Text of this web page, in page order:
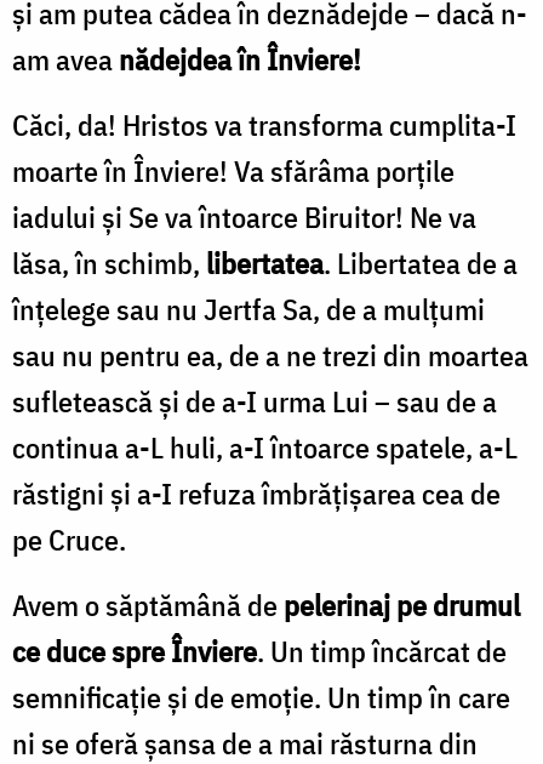
și am putea cădea în deznădejde – dacă n-
am aveanădejdea în Înviere!
Căci, da! Hristos va transforma cumplita-I
moarte în Înviere! Va sfărâma porțile
iadului și Se va întoarce Biruitor! Ne va
lăsa, în schimb, libertatea. Libertatea de a
înțelege sau nu Jertfa Sa, de a mulțumi
sau nu pentru ea, de a ne trezi din moartea
sufletească și de a-I urma Lui – sau de a
continua a-L huli, a-I întoarce spatele, a-L
răstigni și a-I refuza îmbrățișarea cea de
pe Cruce.
Avem o săptămână depelerinaj pe drumul
ce duce spre Înviere. Un timp încărcat de
semnificație și de emoție. Un timp în care
ni se oferă șansa de a mai răsturna din